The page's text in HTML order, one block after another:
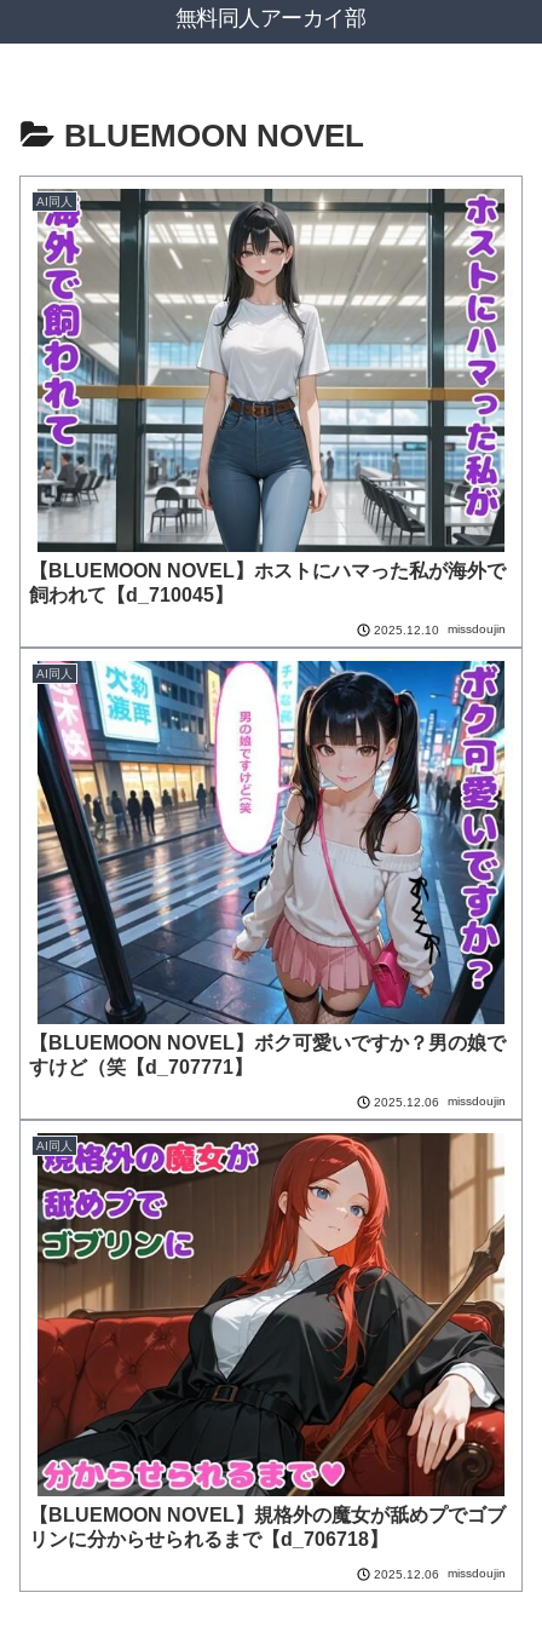
無料同人アーカイ部
BLUEMOON NOVEL
AI同人
【BLUEMOON NOVEL】ホストにハマった私が海外で
飼われて【d_710045】
2025.12.10 missdoujin
AI同人
【BLUEMOON NOVEL】ボク可愛いですか？男の娘で
すけど（笑【d_707771】
2025.12.06 missdoujin
AI同人
【BLUEMOON NOVEL】規格外の魔女が舐めプでゴブ
リンに分からせられるまで【d_706718】
2025.12.06 missdoujin